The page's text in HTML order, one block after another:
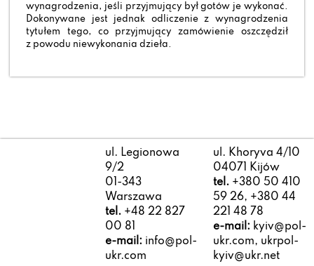
wynagrodzenia, jeśli przyjmujący był gotów je wykonać.
Dokonywane jest jednak odliczenie z wynagrodzenia
tytułem tego, co przyjmujący zamówienie oszczędził
z powodu niewykonania dzieła.
ul. Legionowa
9/2
01-343
Warszawa
tel. +48 22 827
00 81
e-mail: info@pol-
ukr.com
ul. Khoryva 4/10
04071 Kijów
tel. +380 50 410
59 26, +380 44
221 48 78
e-mail: kyiv@pol-
ukr.com, ukrpol-
kyiv@ukr.net